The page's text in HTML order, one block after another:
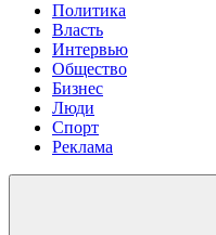
Политика
Власть
Интервью
Общество
Бизнес
Люди
Спорт
Реклама